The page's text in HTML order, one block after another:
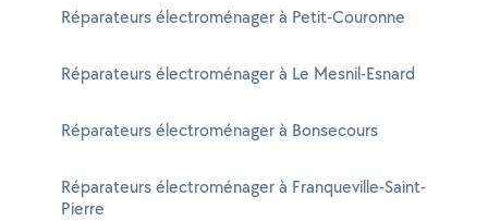
Réparateurs électroménager à Petit-Couronne
Réparateurs électroménager à Le Mesnil-Esnard
Réparateurs électroménager à Bonsecours
Réparateurs électroménager à Franqueville-Saint-
Pierre